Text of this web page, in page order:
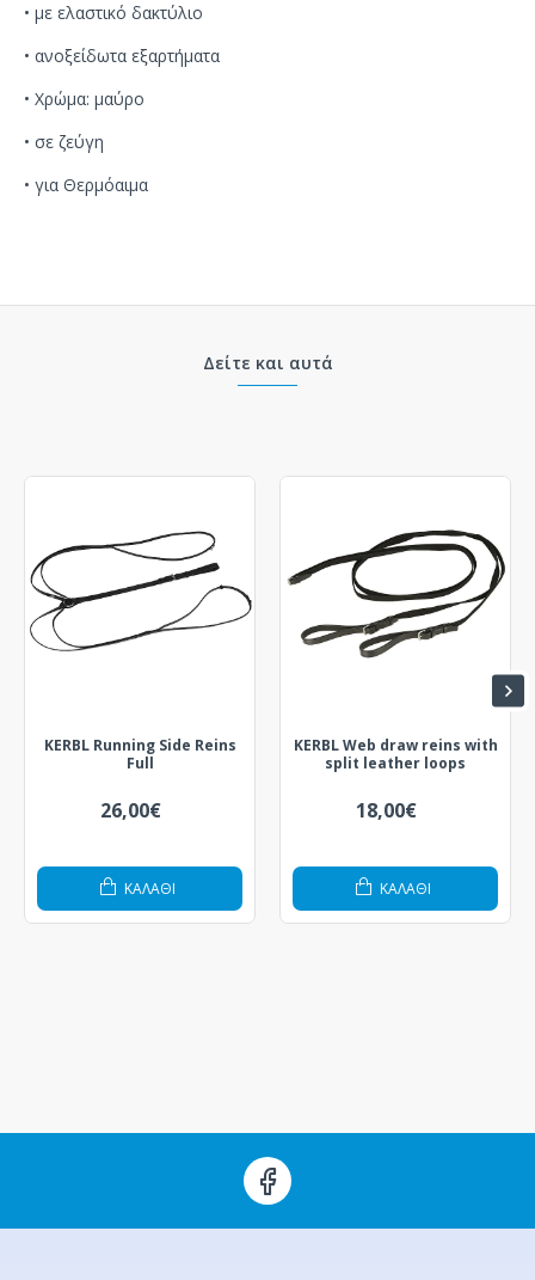
• με ελαστικό δακτύλιο
• ανοξείδωτα εξαρτήματα
• Χρώμα: μαύρο
• σε ζεύγη
• για Θερμόαιμα
Δείτε και αυτά
KERBL Running Side Reins
Full
26,00€
ΚΑΛΆΘΙ
KERBL Web draw reins with
split leather loops
18,00€
ΚΑΛΆΘΙ